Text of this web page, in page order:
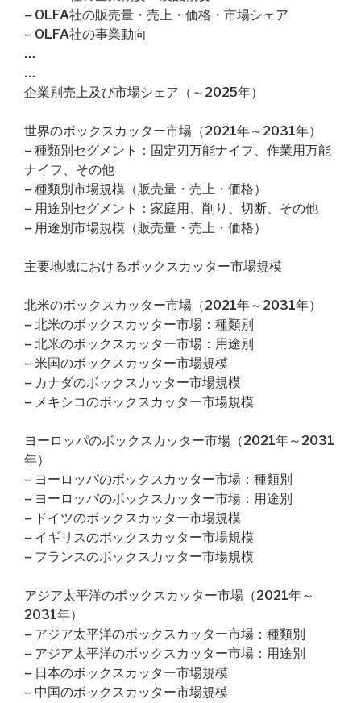
– OLFA社の販売量・売上・価格・市場シェア
– OLFA社の事業動向
…
…
企業別売上及び市場シェア（～2025年）
世界のボックスカッター市場（2021年～2031年）
– 種類別セグメント：固定刃万能ナイフ、作業用万能
ナイフ、その他
– 種類別市場規模（販売量・売上・価格）
– 用途別セグメント：家庭用、削り、切断、その他
– 用途別市場規模（販売量・売上・価格）
主要地域におけるボックスカッター市場規模
北米のボックスカッター市場（2021年～2031年）
– 北米のボックスカッター市場：種類別
– 北米のボックスカッター市場：用途別
– 米国のボックスカッター市場規模
– カナダのボックスカッター市場規模
– メキシコのボックスカッター市場規模
ヨーロッパのボックスカッター市場（2021年～2031
年）
– ヨーロッパのボックスカッター市場：種類別
– ヨーロッパのボックスカッター市場：用途別
– ドイツのボックスカッター市場規模
– イギリスのボックスカッター市場規模
– フランスのボックスカッター市場規模
アジア太平洋のボックスカッター市場（2021年～
2031年）
– アジア太平洋のボックスカッター市場：種類別
– アジア太平洋のボックスカッター市場：用途別
– 日本のボックスカッター市場規模
– 中国のボックスカッター市場規模